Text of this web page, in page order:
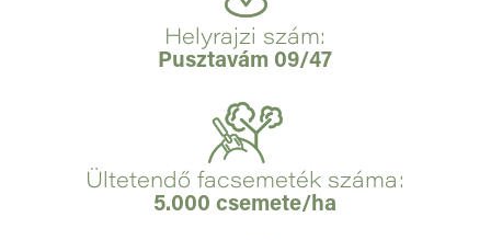
Helyrajzi szám:
Pusztavám 09/47
Ültetendő facsemeték száma:
5.000 csemete/ha